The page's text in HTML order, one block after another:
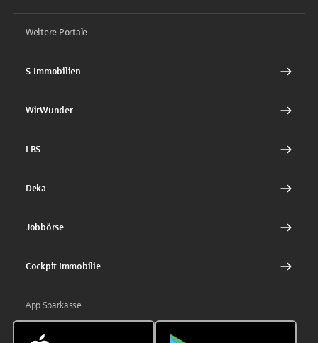
Weitere Portale
S-Immobilien
WirWunder
LBS
Deka
Jobbörse
Cockpit Immobilie
App Sparkasse